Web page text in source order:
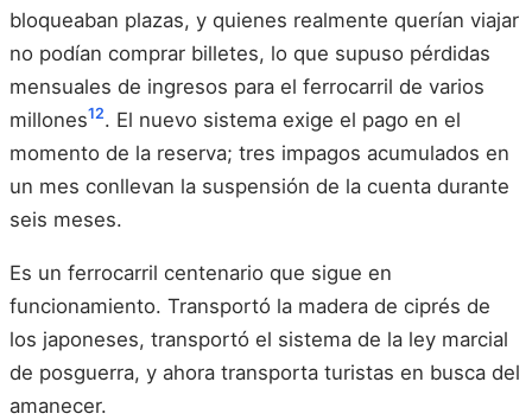
bloqueaban plazas, y quienes realmente querían viajar
no podían comprar billetes, lo que supuso pérdidas
mensuales de ingresos para el ferrocarril de varios
millones12. El nuevo sistema exige el pago en el
momento de la reserva; tres impagos acumulados en
un mes conllevan la suspensión de la cuenta durante
seis meses.
Es un ferrocarril centenario que sigue en
funcionamiento. Transportó la madera de ciprés de
los japoneses, transportó el sistema de la ley marcial
de posguerra, y ahora transporta turistas en busca del
amanecer.